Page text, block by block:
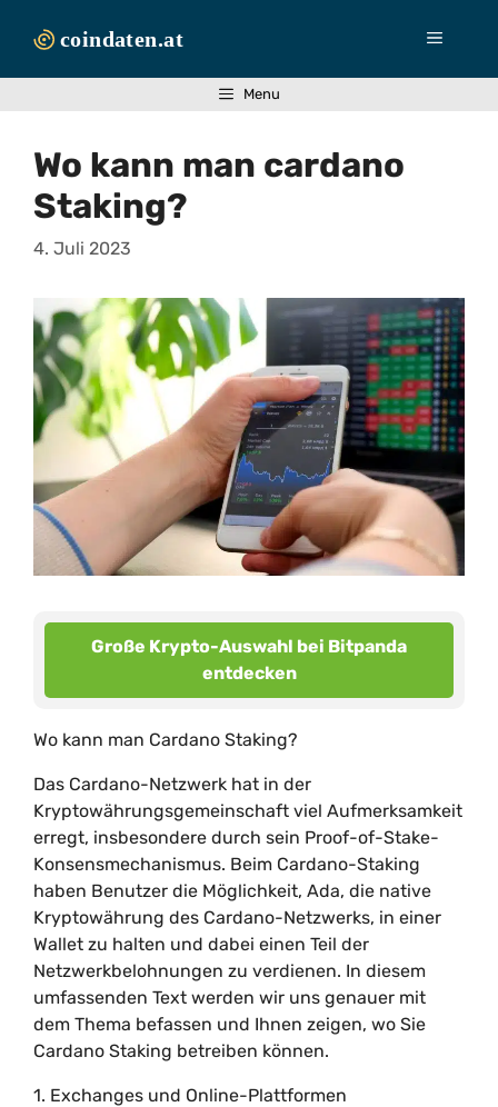
Inhalt
Menü
Menu
Wo kann man cardano
Staking?
4. Juli 2023
Große Krypto-Auswahl bei Bitpanda
entdecken
Wo kann man Cardano Staking?
Das Cardano-Netzwerk hat in der
Kryptowährungsgemeinschaft viel Aufmerksamkeit
erregt, insbesondere durch sein Proof-of-Stake-
Konsensmechanismus. Beim Cardano-Staking
haben Benutzer die Möglichkeit, Ada, die native
Kryptowährung des Cardano-Netzwerks, in einer
Wallet zu halten und dabei einen Teil der
Netzwerkbelohnungen zu verdienen. In diesem
umfassenden Text werden wir uns genauer mit
dem Thema befassen und Ihnen zeigen, wo Sie
Cardano Staking betreiben können.
1. Exchanges und Online-Plattformen